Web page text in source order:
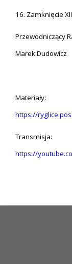
16. Zamknięcie
Przewodniczący
Marek Dudowicz
Materiały:
https://
Transmisja:
https://